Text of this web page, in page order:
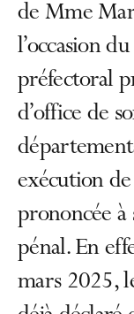
de Mme
l’occasion
préfectoral
d’office de
exécution
prononcée à
pénal. En
mars 2025,